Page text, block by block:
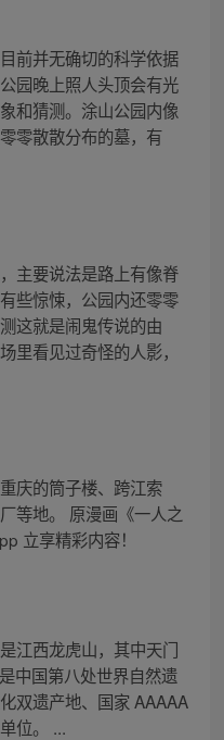
前并无确切的科学依据
园晚上照人头顶会有光
和猜测。涂山公园内像
零散散分布的墓，有
主要说法是路上有像脊
些惊悚，公园内还零零
这就是闹鬼传说的由
里看见过奇怪的人影，
庆的筒子楼、跨江索
等地。 原漫画《一人之
立享精彩内容！
江西龙虎山，其中天门
中国第八处世界自然遗
双遗产地、国家 AAAAA
位。 ...